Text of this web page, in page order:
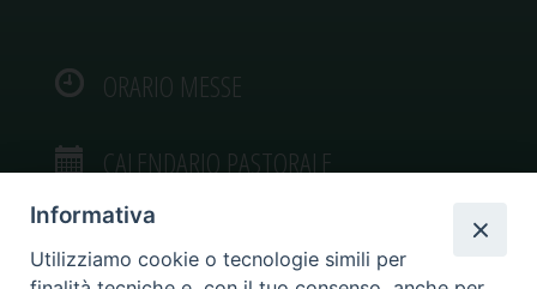
ORARIO MESSE
CALENDARIO PASTORALE
Informativa
Utilizziamo cookie o tecnologie simili per